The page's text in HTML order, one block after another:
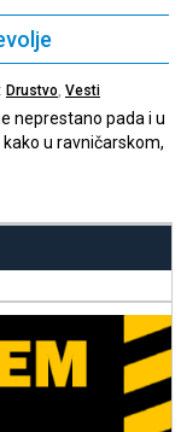
Drustvo, Vesti
neprestano pada i u
u ravničarskom,